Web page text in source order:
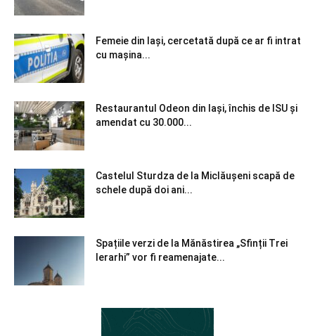
Femeie din Iași, cercetată după ce ar fi intrat
cu mașina...
Restaurantul Odeon din Iași, închis de ISU și
amendat cu 30.000...
Castelul Sturdza de la Miclăușeni scapă de
schele după doi ani...
Spațiile verzi de la Mănăstirea „Sfinții Trei
Ierarhi” vor fi reamenajate...